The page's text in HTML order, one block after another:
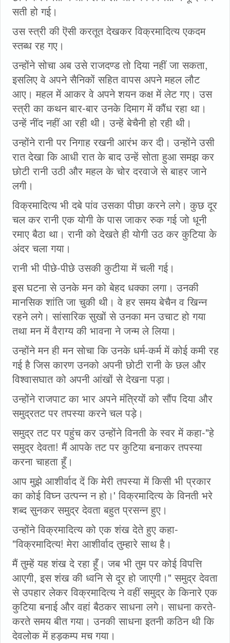
सती हो गई।
उस स्त्री की ऎसी करतूत देखकर विक्रमादित्य एकदम
स्तब्ध रह गए।
उन्होंने सोचा अब उसे राजदण्ड तो दिया नहीं जा सकता,
इसलिए वे अपने सैनिकों सहित वापस अपने महल लौट
आए। महल में आकर वे अपने शयन कक्ष में लेट गए। उस
स्त्री का कथन बार-बार उनके दिमाग में कौंध रहा था।
उन्हें नींद नहीं आ रही थी। उन्हें बेचैनी हो रही थी।
उन्होंने रानी पर निगाह रखनी आरंभ कर दी। उन्होंने उसी
रात देखा कि आधी रात के बाद उन्हें सोता हुआ समझ कर
छोटी रानी उठी और महल के चोर दरवाजे से बाहर जाने
लगी।
विक्रमादित्य भी दबे पांव उसका पीछा करने लगे। कुछ दूर
चल कर रानी एक योगी के पास जाकर रुक गई जो धूनी
रमाए बैठा था। रानी को देखते ही योगी उठ कर कुटिया के
अंदर चला गया।
रानी भी पीछे-पीछे उसकी कुटीया में चली गई।
इस घटना से उनके मन को बेहद धक्का लगा। उनकी
मानसिक शांति जा चुकी थी। वे हर समय बेचैन व खिन्न
रहने लगे। सांसारिक सुखों से उनका मन उचाट हो गया
तथा मन में वैराग्य की भावना ने जन्म ले लिया।
उन्होंने मन ही मन सोचा कि उनके धर्म-कर्म में कोई कमी रह
गई है जिस कारण उनको अपनी छोटी रानी के छल और
विश्वासघात को अपनी आंखों से देखना पड़ा।
उन्होंने राजपाट का भार अपने मंत्रियों को सौंप दिया और
समुद्रतट पर तपस्या करने चल पड़े।
समुद्र तट पर पहुंच कर उन्होंने विनती के स्वर में कहा-"हे
समुद्र देवता! मैं आपके तट पर कुटिया बनाकर तपस्या
करना चाहता हूँ।
आप मुझे आशीर्वाद दें कि मेरी तपस्या में किसी भी प्रकार
का कोई विघ्न उत्पन्न न हो।' विक्रमादित्य के विनती भरे
शब्द सुनकर समुद्र देवता बहुत प्रसन्न हुए।
उन्होंने विक्रमादित्य को एक शंख देते हुए कहा-
"विक्रमादित्य! मेरा आशीर्वाद तुम्हारे साथ है।
मैं तुम्हें यह शंख दे रहा हूँ। जब भी तुम पर कोई विपत्ति
आएगी, इस शंख की ध्वनि से दूर हो जाएगी।" समुद्र देवता
से उपहार लेकर विक्रमादित्य ने वहीं समुद्र के किनारे एक
कुटिया बनाई और वहां बैठकर साधना लगे। साधना करते-
करते समय बीत गया। उनकी साधना इतनी कठिन थी कि
देवलोक में हड़कम्प मच गया।